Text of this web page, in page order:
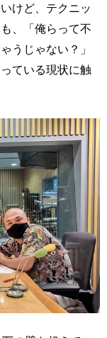
けど、テクニッ
、「俺らって不
うじゃない？」
ている現状に触